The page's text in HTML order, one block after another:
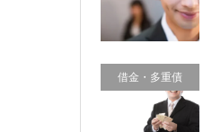
借金・多重債
務・金銭感覚